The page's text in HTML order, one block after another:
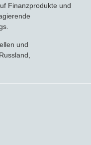
Finanzprodukte und
und